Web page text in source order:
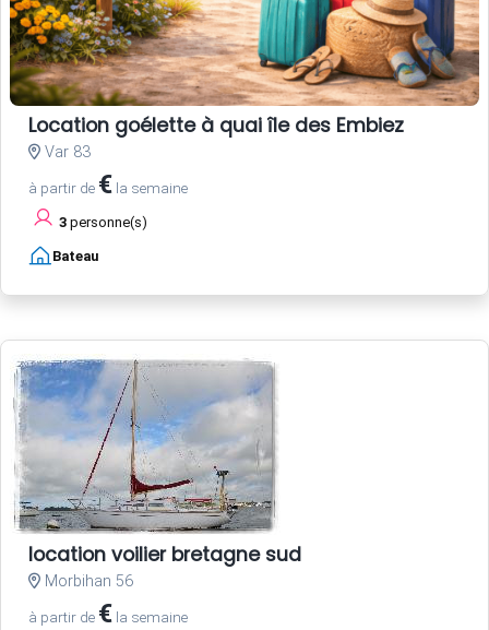
Location goélette à quai île des Embiez
Var 83
à partir de € la semaine
3 personne(s)
Bateau
location voilier bretagne sud
Morbihan 56
à partir de € la semaine